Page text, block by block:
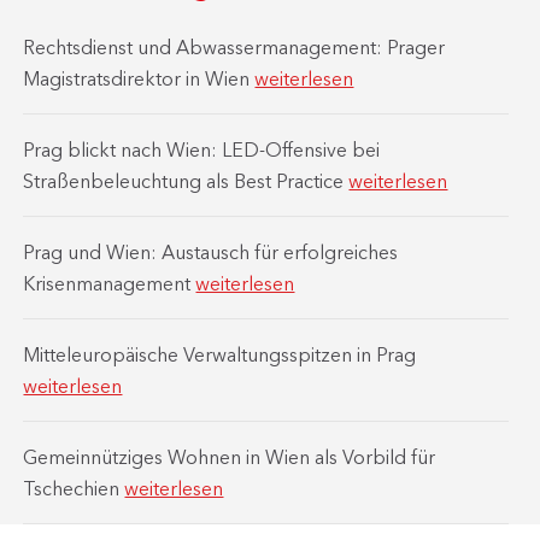
Rechtsdienst und Abwassermanagement: Prager
Magistratsdirektor in Wienweiterlesen
Prag blickt nach Wien: LED-Offensive bei
Straßenbeleuchtung als Best Practiceweiterlesen
Prag und Wien: Austausch für erfolgreiches
Krisenmanagementweiterlesen
Mitteleuropäische Verwaltungsspitzen in Prag
weiterlesen
Gemeinnütziges Wohnen in Wien als Vorbild für
Tschechienweiterlesen